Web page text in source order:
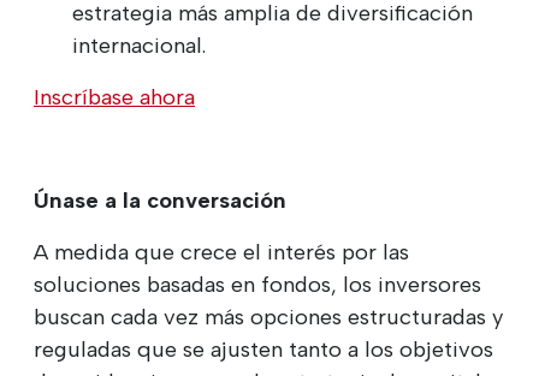
estrategia más amplia de diversificación
internacional.
Inscríbase ahora
Únase a la conversación
A medida que crece el interés por las
soluciones basadas en fondos, los inversores
buscan cada vez más opciones estructuradas y
reguladas que se ajusten tanto a los objetivos